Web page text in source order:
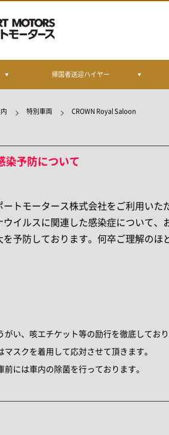
帰国者送迎ハイヤー
特別車両 CROWN Royal Saloon
染予防について
トモータース株式会社をご利用いた
イルスに関連した感染症について、
予防しております。何卒ご理解のほ
い、咳エチケット等の励行を徹底しており
スクを着用して応対させて頂きます。
には車内の除菌を行っております。